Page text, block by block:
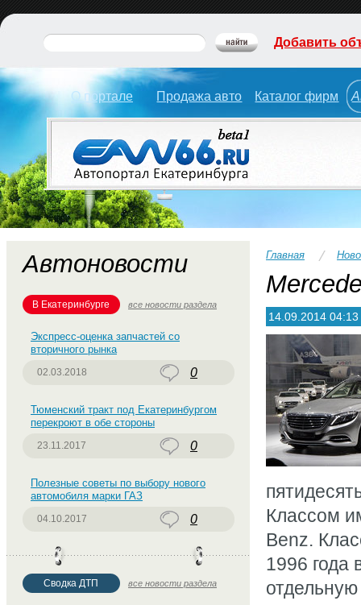
О портале Продажа авто Каталог фирм
Добавить
Главная
14.09.2014 04:13
Классом
Benz.
1996 года
отдельную
Автоновости
В Екатеринбурге все новости раздела
Экспресс-оценка запчастей со
вторичного рынка
02.03.2018 0
Тюменский тракт под Екатеринбургом
перекроют в обе стороны
23.11.2017 0
Полезные советы по выбору нового
автомобиля марки ГАЗ
04.10.2017 0
Сводка ДТП все новости раздела